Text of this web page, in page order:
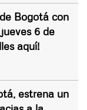
Bogotá con
6 de
aquí!
estrena un